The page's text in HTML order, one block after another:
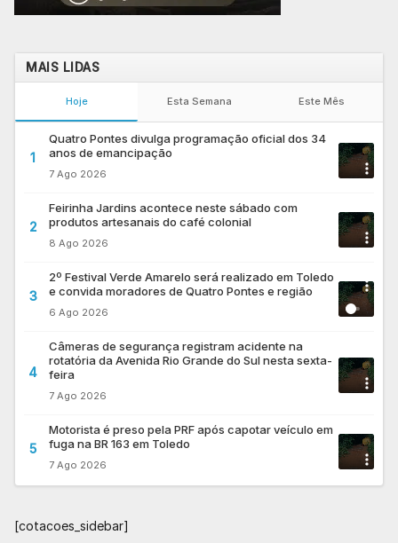
MAIS LIDAS
Hoje Esta Semana Este Mês
1
Quatro Pontes divulga programação oficial dos 34
anos de emancipação
7 Ago 2026
2
Feirinha Jardins acontece neste sábado com
produtos artesanais do café colonial
8 Ago 2026
3
2º Festival Verde Amarelo será realizado em Toledo
e convida moradores de Quatro Pontes e região
6 Ago 2026
4
Câmeras de segurança registram acidente na
rotatória da Avenida Rio Grande do Sul nesta sexta-
feira
7 Ago 2026
5
Motorista é preso pela PRF após capotar veículo em
fuga na BR 163 em Toledo
7 Ago 2026
[cotacoes_sidebar]